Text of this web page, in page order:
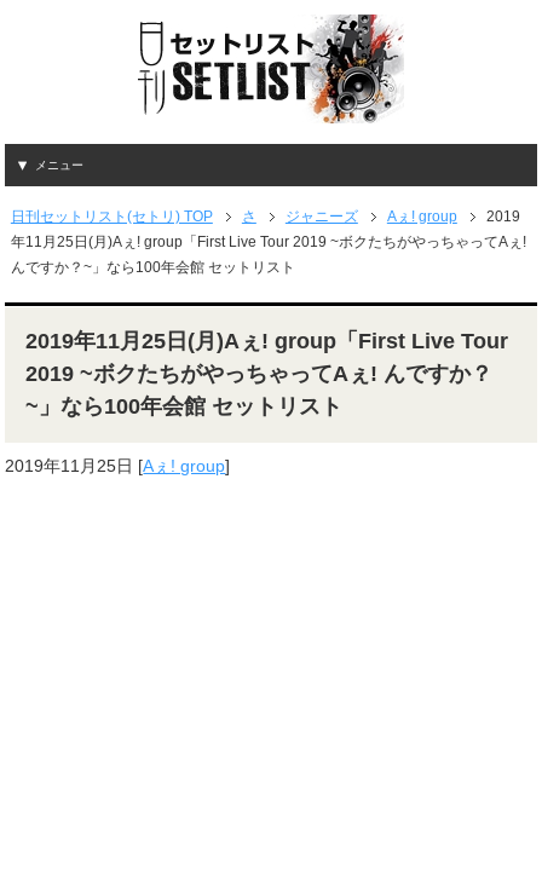
メニュー
日刊セットリスト(セトリ) TOP さ ジャニーズ Aぇ! group
2019
年11月25日(月)Aぇ! group「First Live Tour 2019 ~ボクたちがやっちゃってAぇ!
んですか？~」なら100年会館 セットリスト
2019年11月25日(月)Aぇ! group「First Live Tour
2019 ~ボクたちがやっちゃってAぇ! んですか？
~」なら100年会館 セットリスト
2019年11月25日 [Aぇ! group]